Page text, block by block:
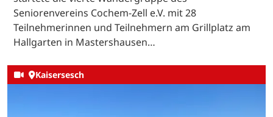
Seniorenvereins Cochem-Zell e.V. mit 28
Teilnehmerinnen und Teilnehmern am Grillplatz am
Hallgarten in Mastershausen…
Kaisersesch